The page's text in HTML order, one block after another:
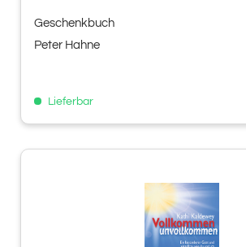
Geschenkbuch
Peter Hahne
Lieferbar